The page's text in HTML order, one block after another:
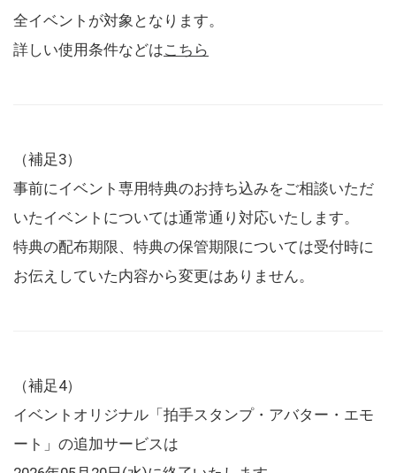
全イベントが対象となります。
詳しい使用条件などはこちら
（補足3）
事前にイベント専用特典のお持ち込みをご相談いただ
いたイベントについては通常通り対応いたします。
特典の配布期限、特典の保管期限については受付時に
お伝えしていた内容から変更はありません。
（補足4）
イベントオリジナル「拍手スタンプ・アバター・エモ
ート」の追加サービスは